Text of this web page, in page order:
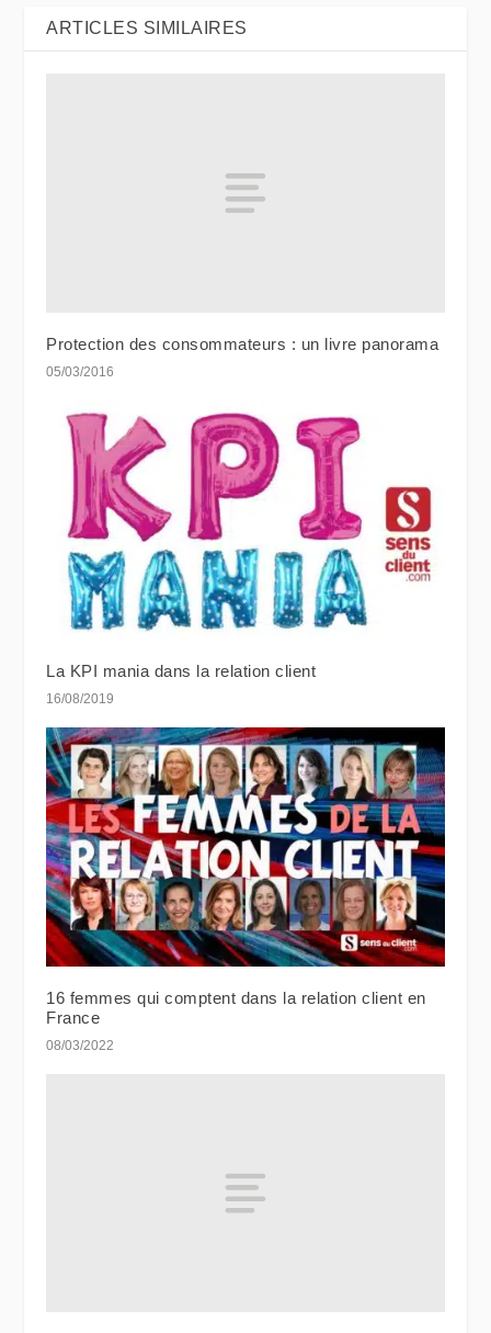
ARTICLES SIMILAIRES
Protection des consommateurs : un livre panorama
05/03/2016
La KPI mania dans la relation client
16/08/2019
16 femmes qui comptent dans la relation client en
France
08/03/2022